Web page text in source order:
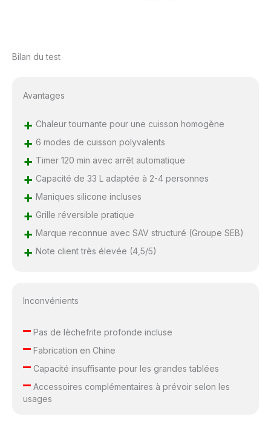
Bilan du test
Avantages
+ Chaleur tournante pour une cuisson homogène
+ 6 modes de cuisson polyvalents
+ Timer 120 min avec arrêt automatique
+ Capacité de 33 L adaptée à 2-4 personnes
+ Maniques silicone incluses
+ Grille réversible pratique
+ Marque reconnue avec SAV structuré (Groupe SEB)
+ Note client très élevée (4,5/5)
Inconvénients
–Pas de lèchefrite profonde incluse
–Fabrication en Chine
–Capacité insuffisante pour les grandes tablées
–Accessoires complémentaires à prévoir selon les
usages